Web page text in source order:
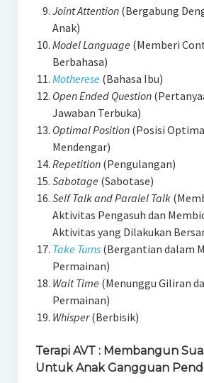
Joint Attention (Bergabung
Anak)
Model Language (Memberi
Berbahasa)
Motherese (Bahasa Ibu)
Open Ended Question
Jawaban Terbuka)
Optimal Position (Posisi
Mendengar)
Repetition (Pengulangan)
Sabotage (Sabotase)
Self Talk and Paralel Talk
Aktivitas Pengasuh dan
Aktivitas yang Dilakukan
Take Turns(Bergantian dalam
Permainan)
Wait Time (Menunggu Giliran
Permainan)
Whisper(Berbisik)
Terapi AVT : Membangun
Untuk Anak Gangguan